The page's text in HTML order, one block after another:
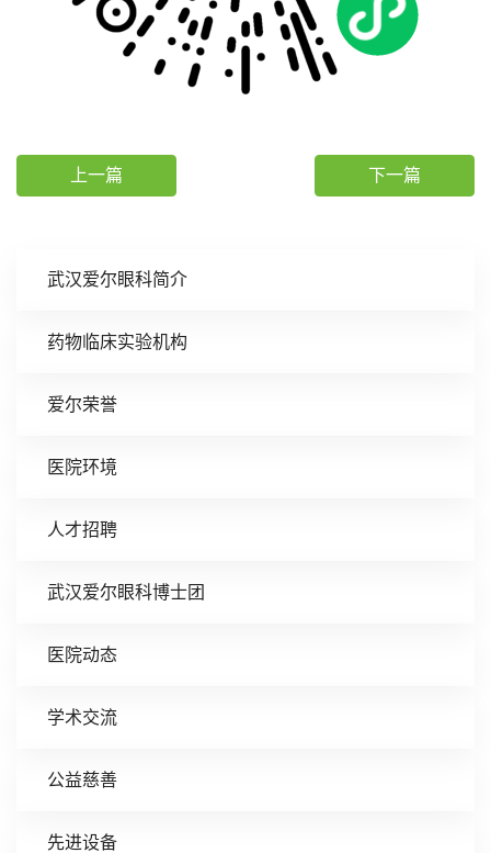
武汉爱尔眼科简介
药物临床实验机构
爱尔荣誉
医院环境
人才招聘
武汉爱尔眼科博士团
医院动态
学术交流
公益慈善
先进设备
上一篇 下一篇